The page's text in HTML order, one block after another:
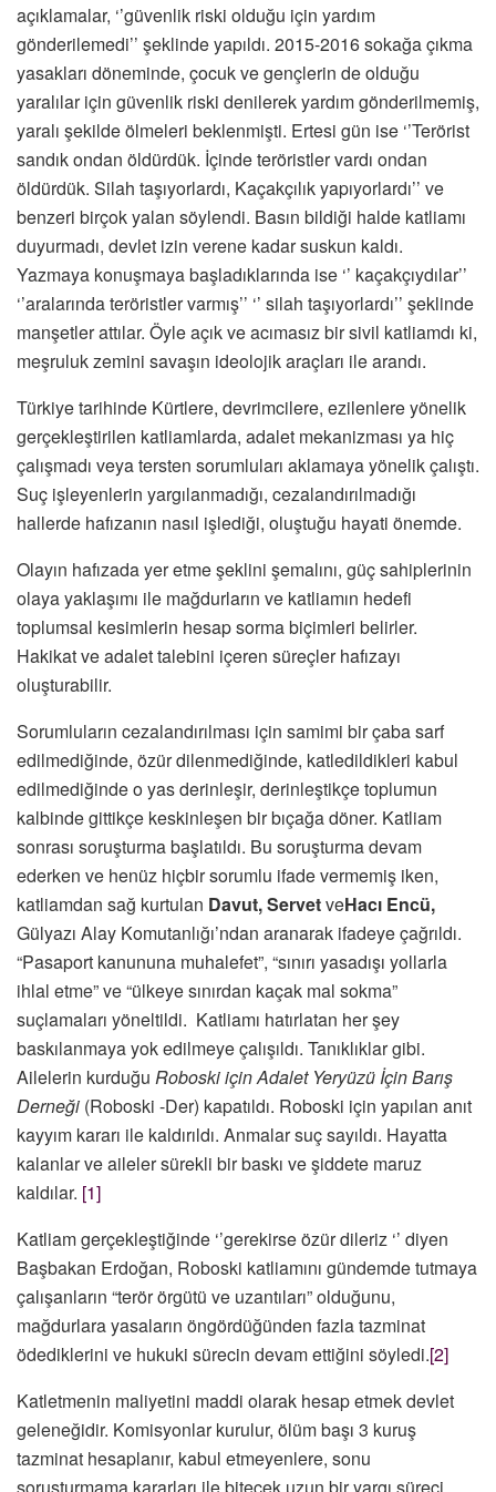
açıklamalar, ‘’güvenlik riski olduğu için yardım
gönderilemedi’’ şeklinde yapıldı. 2015-2016 sokağa çıkma
yasakları döneminde, çocuk ve gençlerin de olduğu
yaralılar için güvenlik riski denilerek yardım gönderilmemiş,
yaralı şekilde ölmeleri beklenmişti. Ertesi gün ise ‘’Terörist
sandık ondan öldürdük. İçinde teröristler vardı ondan
öldürdük. Silah taşıyorlardı, Kaçakçılık yapıyorlardı’’ ve
benzeri birçok yalan söylendi. Basın bildiği halde katliamı
duyurmadı, devlet izin verene kadar suskun kaldı.
Yazmaya konuşmaya başladıklarında ise ‘’ kaçakçıydılar’’
‘’aralarında teröristler varmış’’ ‘’ silah taşıyorlardı’’ şeklinde
manşetler attılar. Öyle açık ve acımasız bir sivil katliamdı ki,
meşruluk zemini savaşın ideolojik araçları ile arandı.
Türkiye tarihinde Kürtlere, devrimcilere, ezilenlere yönelik
gerçekleştirilen katliamlarda, adalet mekanizması ya hiç
çalışmadı veya tersten sorumluları aklamaya yönelik çalıştı.
Suç işleyenlerin yargılanmadığı, cezalandırılmadığı
hallerde hafızanın nasıl işlediği, oluştuğu hayati önemde.
Olayın hafızada yer etme şeklini şemalını, güç sahiplerinin
olaya yaklaşımı ile mağdurların ve katliamın hedefi
toplumsal kesimlerin hesap sorma biçimleri belirler.
Hakikat ve adalet talebini içeren süreçler hafızayı
oluşturabilir.
Sorumluların cezalandırılması için samimi bir çaba sarf
edilmediğinde, özür dilenmediğinde, katledildikleri kabul
edilmediğinde o yas derinleşir, derinleştikçe toplumun
kalbinde gittikçe keskinleşen bir bıçağa döner. Katliam
sonrası soruşturma başlatıldı. Bu soruşturma devam
ederken ve henüz hiçbir sorumlu ifade vermemiş iken,
katliamdan sağ kurtulan Davut, ServetveHacı Encü,
Gülyazı Alay Komutanlığı’ndan aranarak ifadeye çağrıldı.
“Pasaport kanununa muhalefet”, “sınırı yasadışı yollarla
ihlal etme” ve “ülkeye sınırdan kaçak mal sokma”
suçlamaları yöneltildi. Katliamı hatırlatan her şey
baskılanmaya yok edilmeye çalışıldı. Tanıklıklar gibi.
Ailelerin kurduğu Roboski için Adalet Yeryüzü İçin Barış
Derneği (Roboski -Der) kapatıldı. Roboski için yapılan anıt
kayyım kararı ile kaldırıldı. Anmalar suç sayıldı. Hayatta
kalanlar ve aileler sürekli bir baskı ve şiddete maruz
kaldılar. [1]
Katliam gerçekleştiğinde ‘’gerekirse özür dileriz ‘’ diyen
Başbakan Erdoğan, Roboski katliamını gündemde tutmaya
çalışanların “terör örgütü ve uzantıları” olduğunu,
mağdurlara yasaların öngördüğünden fazla tazminat
ödediklerini ve hukuki sürecin devam ettiğini söyledi.[2]
Katletmenin maliyetini maddi olarak hesap etmek devlet
geleneğidir. Komisyonlar kurulur, ölüm başı 3 kuruş
tazminat hesaplanır, kabul etmeyenlere, sonu
soruşturmama kararları ile bitecek uzun bir yargı süreci